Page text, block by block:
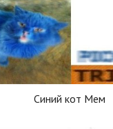
Синий кот Мем